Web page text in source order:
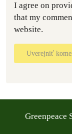
I agree on
that my
website.
Uverejniť
Greenpeace